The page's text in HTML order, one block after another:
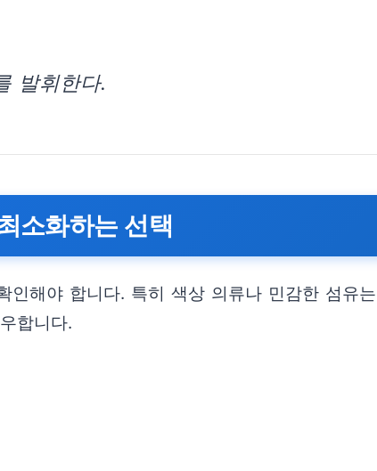
발휘한다.
소화하는 선택
해야 합니다. 특히 색상 의류나 민감한 섬유
합니다.